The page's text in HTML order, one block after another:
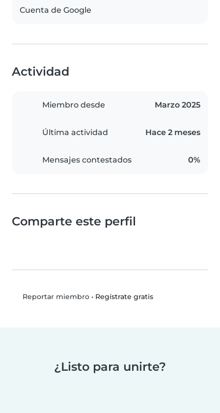
Cuenta de Google
Actividad
Miembro desde Marzo 2025
Última actividad Hace 2 meses
Mensajes contestados 0%
Comparte este perfil
Reportar miembro• Regístrate gratis
¿Listo para unirte?